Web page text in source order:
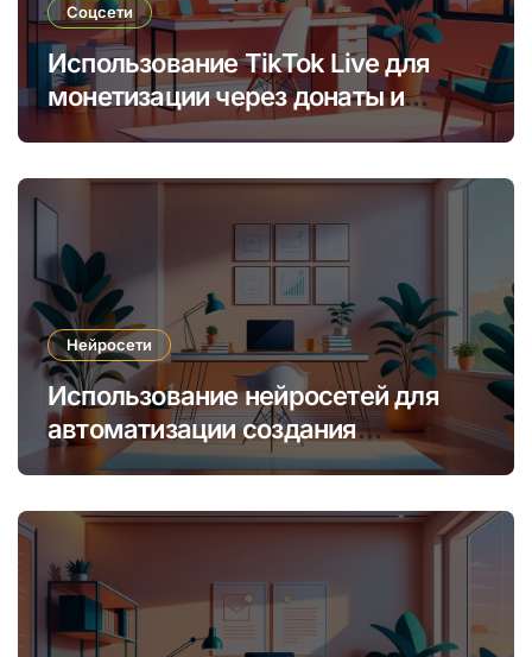
Соцсети
Использование TikTok Live для
монетизации через донаты и
платные подписки
Нейросети
Использование нейросетей для
автоматизации создания
уникальных интернет-курсов и